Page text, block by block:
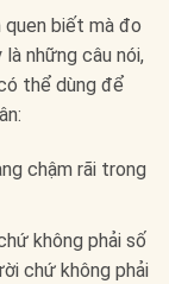
biết mà đo
những câu nói,
thể dùng để
chậm rãi trong
không phải số
chứ không phải